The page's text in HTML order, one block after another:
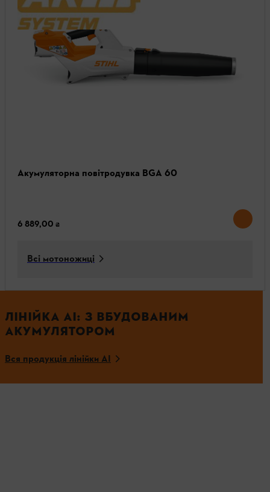
Акумуляторна повітродувка BGA 60
6 889,00 ₴
Всі мотоножиці
ЛІНІЙКА АІ: З ВБУДОВАНИМ
АКУМУЛЯТОРОМ
Вся продукція лінійки АІ